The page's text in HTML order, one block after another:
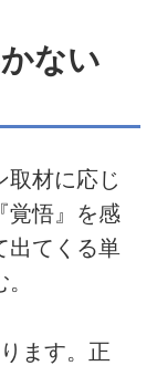
ない
材に応じ
覚悟』を感
出てくる単
ます。正